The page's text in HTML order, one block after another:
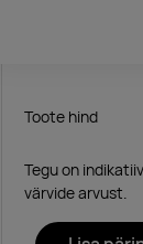
Toote hind
Tegu on
värvide arvust.